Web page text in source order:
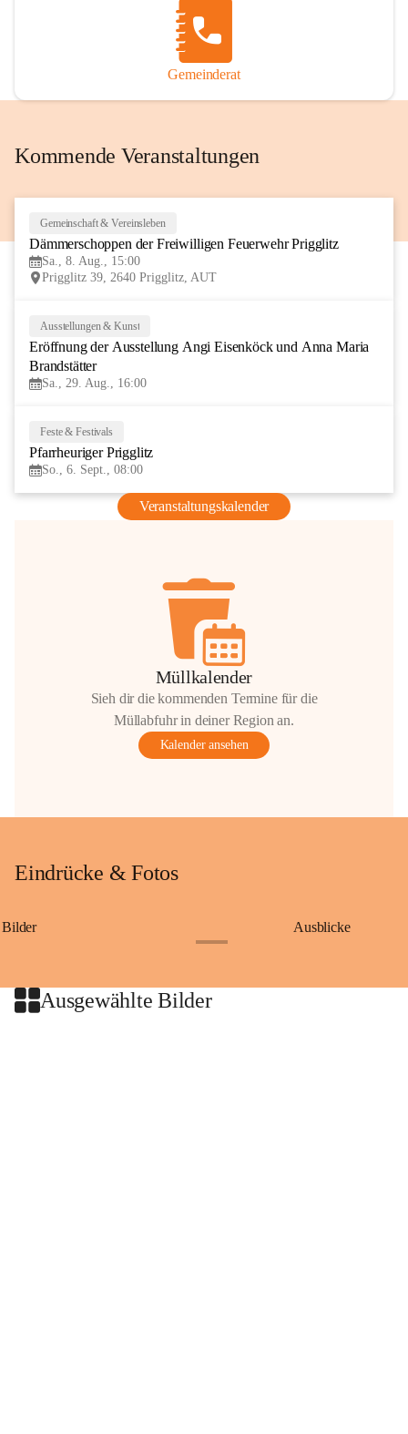
Gemeinderat
Kommende Veranstaltungen
Gemeinschaft & Vereinsleben
Dämmerschoppen der Freiwilligen Feuerwehr Prigglitz
Sa., 8. Aug., 15:00
Prigglitz 39, 2640 Prigglitz, AUT
AUG
Ausstellungen & Kunst
Eröffnung der Ausstellung Angi Eisenköck und Anna Maria
Brandstätter
Sa., 29. Aug., 16:00
Feste & Festivals
Pfarrheuriger Prigglitz
So., 6. Sept., 08:00
Veranstaltungskalender
Müllkalender
Sieh dir die kommenden Termine für die
Müllabfuhr in deiner Region an.
Kalender ansehen
Eindrücke & Fotos
Bilder Ausblicke
Ausgewählte Bilder